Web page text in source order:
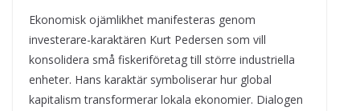
Ekonomisk ojämlikhet manifesteras genom
investerare-karaktären Kurt Pedersen som vill
konsolidera små fiskeriföretag till större industriella
enheter. Hans karaktär symboliserar hur global
kapitalism transformerar lokala ekonomier. Dialogen